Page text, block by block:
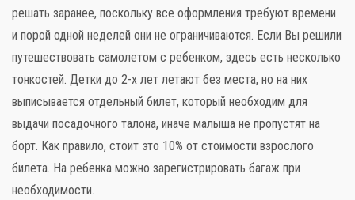
решать заранее, поскольку все оформления требуют времени
и порой одной неделей они не ограничиваются. Если Вы решили
путешествовать самолетом с ребенком, здесь есть несколько
тонкостей. Детки до 2-х лет летают без места, но на них
выписывается отдельный билет, который необходим для
выдачи посадочного талона, иначе малыша не пропустят на
борт. Как правило, стоит это 10% от стоимости взрослого
билета. На ребенка можно зарегистрировать багаж при
необходимости.